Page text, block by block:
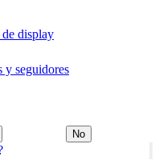
display
y seguidores
No